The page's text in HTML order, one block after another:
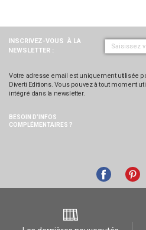
INSCRIVEZ-VOUS À LA
NEWSLETTER :
Votre adresse email est uniquement utilisée
Diverti Editions. Vous pouvez à tout moment
intégré dans la newsletter.
BESOIN D’INFOS
COMPLÉMENTAIRES ?